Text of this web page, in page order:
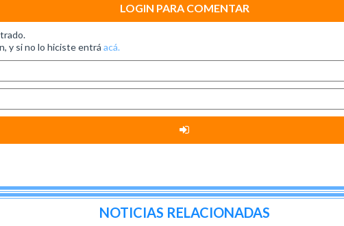
LOGIN PARA COMENTAR
y si no lo hiciste entrá acá.
NOTICIAS RELACIONADAS